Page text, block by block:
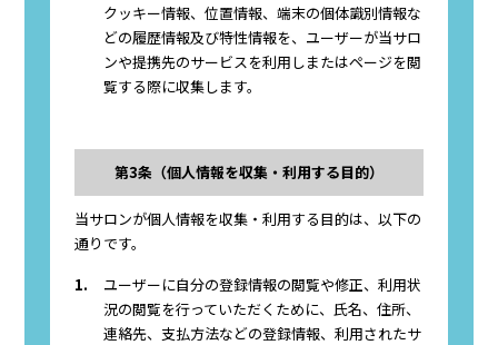
クッキー情報、位置情報、端末の個体識別情報な
どの履歴情報及び特性情報を、ユーザーが当サロ
ンや提携先のサービスを利用しまたはページを閲
覧する際に収集します。
第3条（個人情報を収集・利用する目的）
当サロンが個人情報を収集・利用する目的は、以下の
通りです。
1.
ユーザーに自分の登録情報の閲覧や修正、利用状
況の閲覧を行っていただくために、氏名、住所、
連絡先、支払方法などの登録情報、利用されたサ